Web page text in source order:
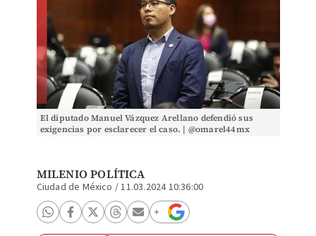
El diputado Manuel Vázquez Arellano defendió sus
exigencias por esclarecer el caso. | @omarel44mx
MILENIO POLÍTICA
Ciudad de México /11.03.2024 10:36:00